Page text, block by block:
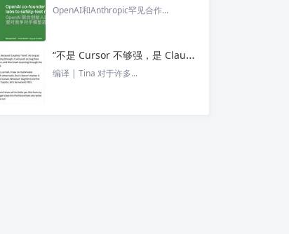
OpenAI和Anthropic罕见合作...
“不是 Cursor 不够强，是 Claude Code 太猛了” ！创始人详解Claude Code如何改写编程方式 – 今日头条
编译 | Tina 对于许多...